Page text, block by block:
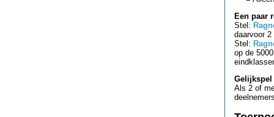
Een paar
Stel:
daarvoor
Stel:
op de
Gelijkspel
Als 2 of